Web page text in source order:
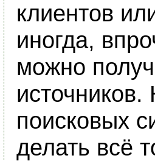
клиентов
иногда,
можно
источников.
поисковых
делать всё